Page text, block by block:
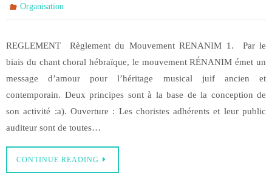
Organisation
REGLEMENT Règlement du Mouvement RENANIM 1. Par le
biais du chant choral hébraïque, le mouvement RÉNANIM émet un
message d’amour pour l’héritage musical juif ancien et
contemporain. Deux principes sont à la base de la conception de
son activité :a). Ouverture : Les choristes adhérents et leur public
auditeur sont de toutes…
CONTINUE READING